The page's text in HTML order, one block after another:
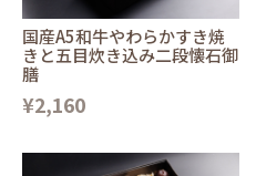
国産A5和牛やわらかすき焼
きと五目炊き込み二段懐石御
膳
¥2,160